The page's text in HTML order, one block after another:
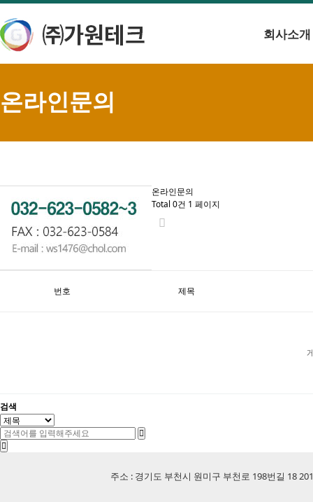
회사소개
온라인문의
온라인문의
Total 0건 1 페이지
번호 제목
검색
주소 : 경기도 부천시 원미구 부천로 198번길